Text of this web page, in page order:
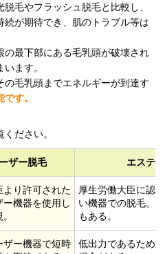
毛やフラッシュ脱毛と比較し、
が期待でき、肌のトラブル等は
の最下部にある毛乳頭が破壊され
ます。
の毛乳頭までエネルギーが到達す
す。
ださい。
ザー脱毛 エステ
より許可された
ー機器を使用し
厚生労働大臣に認
い機器での脱毛。
もある。
ザー機器で短時
低出力であるため